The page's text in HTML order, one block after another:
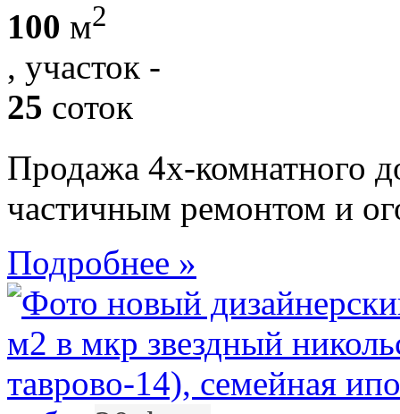
100 м2
, участок -
25 соток
Продажа 4х-комнатного
частичным ремонтом и
Подробнее »